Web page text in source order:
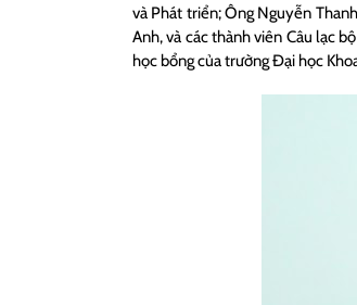
và Phát triển; Ông Nguyễn
Anh, và các thành viên Câu lạc
học bổng của trường Đại học